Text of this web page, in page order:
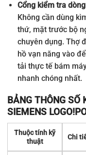
Cổng kiểm tra
Không cần dùng
thứ, mặt trước bộ
chuyên dụng. Thợ
hồ vạn năng vào
tải thực tế bám
nhanh chóng nhất.
BẢNG THÔNG SỐ
SIEMENS
Thuộc tính kỹ
thuật
Chi